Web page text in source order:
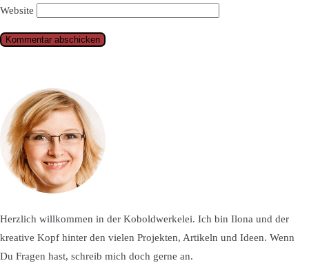
Website
Herzlich willkommen in der Koboldwerkelei. Ich bin Ilona und der
kreative Kopf hinter den vielen Projekten, Artikeln und Ideen. Wenn
Du Fragen hast, schreib mich doch gerne an.